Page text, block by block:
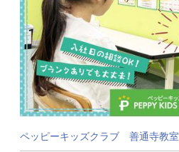
ペッピーキッズクラブ 善通寺教室